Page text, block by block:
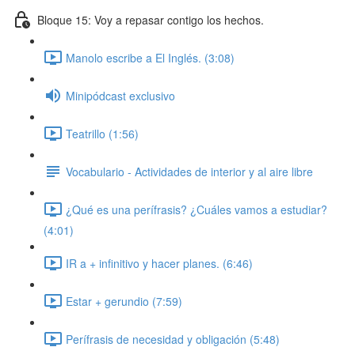
Bloque 15: Voy a repasar contigo los hechos.
Manolo escribe a El Inglés. (3:08)
Minipódcast exclusivo
Teatrillo (1:56)
Vocabulario - Actividades de interior y al aire libre
¿Qué es una perífrasis? ¿Cuáles vamos a estudiar?
(4:01)
IR a + infinitivo y hacer planes. (6:46)
Estar + gerundio (7:59)
Perífrasis de necesidad y obligación (5:48)